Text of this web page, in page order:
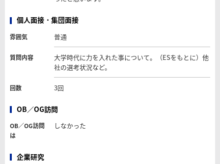
個人面接・集団面接
雰囲気 普通
質問内容
大学時代に力を入れた事について。（ESをもとに）他
社の選考状況など。
回数 3回
OB／OG訪問
OB／OG訪問
は
しなかった
企業研究